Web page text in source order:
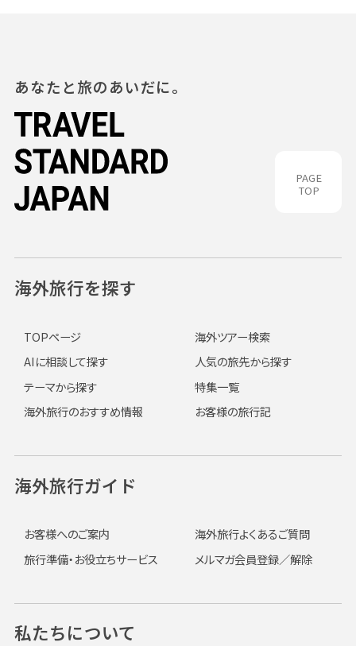
PAGE
TOP
あなたと旅のあいだに。
海外旅行を探す
TOPページ
海外ツアー検索
AIに相談して探す
人気の旅先から探す
テーマから探す
特集一覧
海外旅行のおすすめ情報
お客様の旅行記
海外旅行ガイド
お客様へのご案内
海外旅行よくあるご質問
旅行準備・お役立ちサービス
メルマガ会員登録／解除
私たちについて